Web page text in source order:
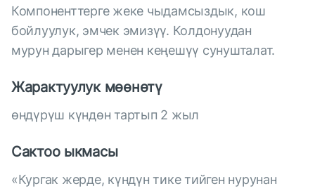
Компоненттерге жеке чыдамсыздык, кош
бойлуулук, эмчек эмизүү. Колдонуудан
мурун дарыгер менен кеңешүү сунушталат.
Жарактуулук мөөнөтү
өндүрүш күндөн тартып 2 жыл
Сактоо ыкмасы
«Кургак жерде, күндүн тике тийген нурунан